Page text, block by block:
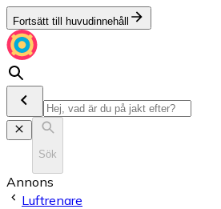
Fortsätt till huvudinnehåll
Sök
Annons
Luftrenare